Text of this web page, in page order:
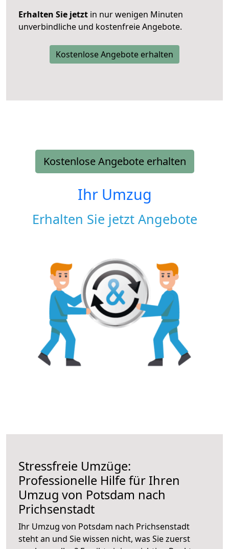
Erhalten Sie jetzt in nur wenigen Minuten
unverbindliche und kostenfreie Angebote.
Kostenlose Angebote erhalten
Kostenlose Angebote erhalten
Ihr Umzug
Erhalten Sie jetzt Angebote
Stressfreie Umzüge:
Professionelle Hilfe für Ihren
Umzug von Potsdam nach
Prichsenstadt
Ihr Umzug von Potsdam nach Prichsenstadt
steht an und Sie wissen nicht, was Sie zuerst